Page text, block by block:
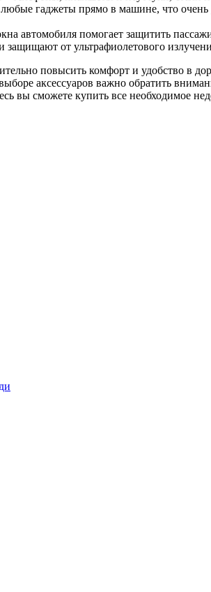
гаджеты прямо в машине, что
автомобиля помогает защитить
от ультрафиолетового
повысить комфорт и удобство в
аксессуаров важно обратить
вы сможете купить все необходимое